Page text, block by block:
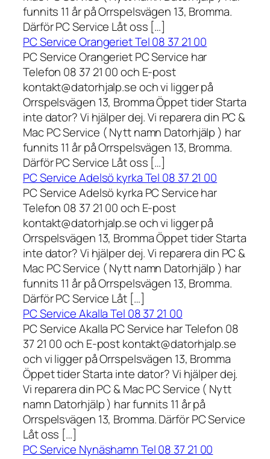
funnits 11 år på Orrspelsvägen 13, Bromma.
Därför PC Service Låt oss […]
PC Service Orangeriet Tel 08 37 21 00
PC Service Orangeriet PC Service har
Telefon 08 37 21 00 och E-post
kontakt@datorhjalp.se och vi ligger på
Orrspelsvägen 13, Bromma Öppet tider Starta
inte dator? Vi hjälper dej. Vi reparera din PC &
Mac PC Service ( Nytt namn Datorhjälp ) har
funnits 11 år på Orrspelsvägen 13, Bromma.
Därför PC Service Låt oss […]
PC Service Adelsö kyrka Tel 08 37 21 00
PC Service Adelsö kyrka PC Service har
Telefon 08 37 21 00 och E-post
kontakt@datorhjalp.se och vi ligger på
Orrspelsvägen 13, Bromma Öppet tider Starta
inte dator? Vi hjälper dej. Vi reparera din PC &
Mac PC Service ( Nytt namn Datorhjälp ) har
funnits 11 år på Orrspelsvägen 13, Bromma.
Därför PC Service Låt […]
PC Service Akalla Tel 08 37 21 00
PC Service Akalla PC Service har Telefon 08
37 21 00 och E-post kontakt@datorhjalp.se
och vi ligger på Orrspelsvägen 13, Bromma
Öppet tider Starta inte dator? Vi hjälper dej.
Vi reparera din PC & Mac PC Service ( Nytt
namn Datorhjälp ) har funnits 11 år på
Orrspelsvägen 13, Bromma. Därför PC Service
Låt oss […]
PC Service Nynäshamn Tel 08 37 21 00